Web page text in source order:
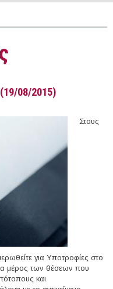
08/2015)
Στους
για Υποτροφίες στο
μέρος των θέσεων που
και